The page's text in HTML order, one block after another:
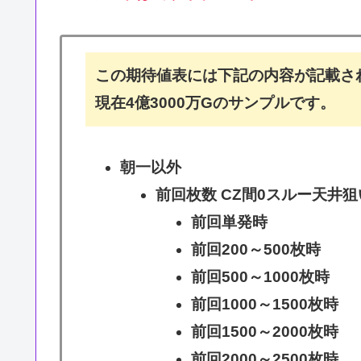
この期待値表には下記の内容が記載さ
現在4億3000万Gのサンプルです。
朝一以外
前回枚数 CZ間0スルー天井狙
前回単発時
前回200～500枚時
前回500～1000枚時
前回1000～1500枚時
前回1500～2000枚時